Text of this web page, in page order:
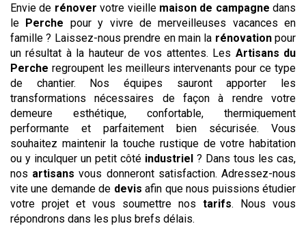
Envie de rénover votre vieille maison de campagne dans
le Perche pour y vivre de merveilleuses vacances en
famille ? Laissez-nous prendre en main la rénovationpour
un résultat à la hauteur de vos attentes. Les Artisans du
Perche regroupent les meilleurs intervenants pour ce type
de chantier. Nos équipes sauront apporter les
transformations nécessaires de façon à rendre votre
demeure esthétique, confortable, thermiquement
performante et parfaitement bien sécurisée. Vous
souhaitez maintenir la touche rustique de votre habitation
ou y inculquer un petit côté industriel ? Dans tous les cas,
nos artisans vous donneront satisfaction. Adressez-nous
vite une demande de devis afin que nous puissions étudier
votre projet et vous soumettre nos tarifs. Nous vous
répondrons dans les plus brefs délais.